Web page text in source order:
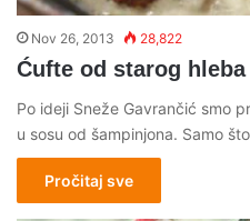
Nov 26, 2013 28,822
Ćufte od starog hleba
Po ideji Sneže Gavrančić smo
u sosu od šampinjona. Samo
Pročitaj sve